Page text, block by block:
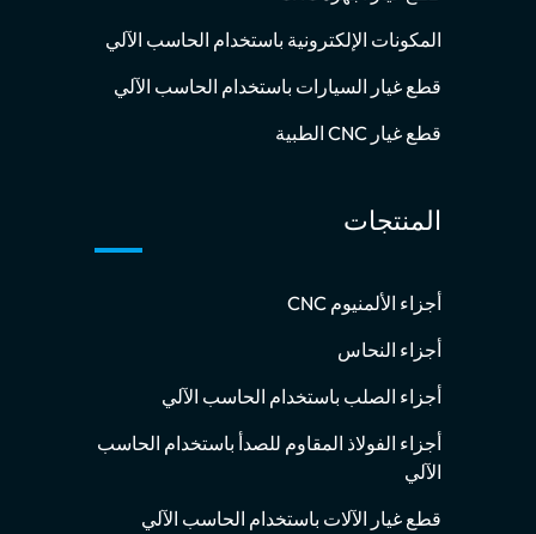
المكونات الإلكترونية باستخدام الحاسب الآلي
قطع غيار السيارات باستخدام الحاسب الآلي
قطع غيار CNC الطبية
المنتجات
أجزاء الألمنيوم CNC
أجزاء النحاس
أجزاء الصلب باستخدام الحاسب الآلي
أجزاء الفولاذ المقاوم للصدأ باستخدام الحاسب
الآلي
قطع غيار الآلات باستخدام الحاسب الآلي